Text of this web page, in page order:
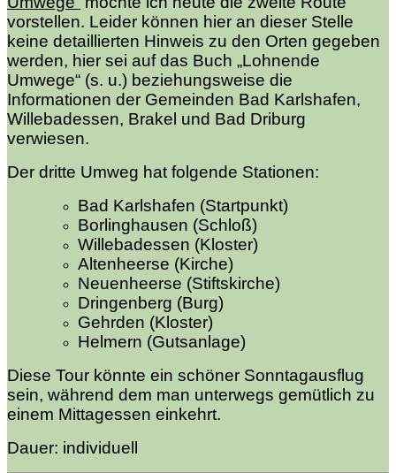
vorstellen. Leider können hier an dieser Stelle
keine detaillierten Hinweis zu den Orten gegeben
werden, hier sei auf das Buch „Lohnende
Umwege“ (s. u.) beziehungsweise die
Informationen der Gemeinden Bad Karlshafen,
Willebadessen, Brakel und Bad Driburg
verwiesen.
Der dritte Umweg hat folgende Stationen:
Bad Karlshafen (Startpunkt)
Borlinghausen (Schloß)
Willebadessen (Kloster)
Altenheerse (Kirche)
Neuenheerse (Stiftskirche)
Dringenberg (Burg)
Gehrden (Kloster)
Helmern (Gutsanlage)
Diese Tour könnte ein schöner Sonntagausflug
sein, während dem man unterwegs gemütlich zu
einem Mittagessen einkehrt.
Dauer: individuell